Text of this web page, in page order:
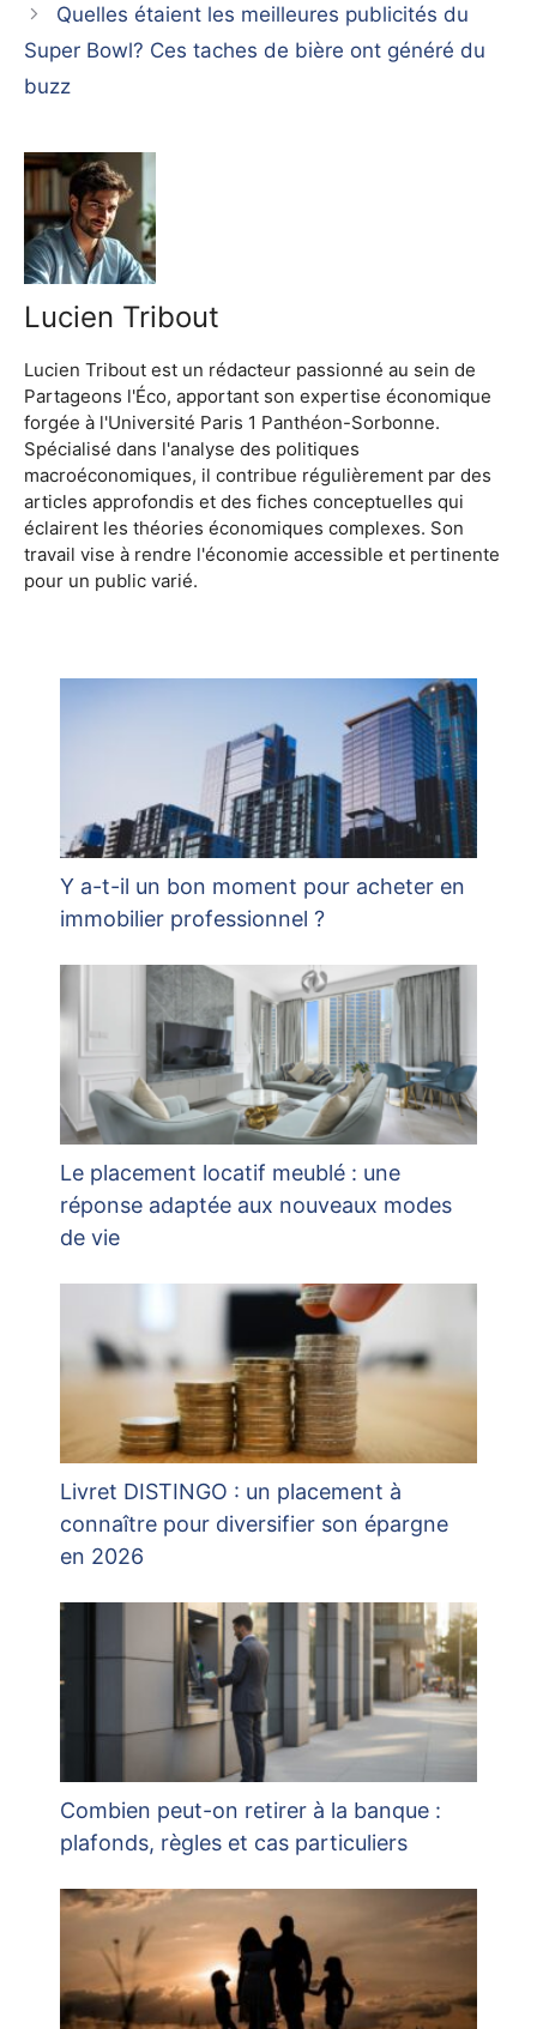
Quelles étaient les meilleures publicités du
Super Bowl? Ces taches de bière ont généré du
buzz
Lucien Tribout
Lucien Tribout est un rédacteur passionné au sein de
Partageons l'Éco, apportant son expertise économique
forgée à l'Université Paris 1 Panthéon-Sorbonne.
Spécialisé dans l'analyse des politiques
macroéconomiques, il contribue régulièrement par des
articles approfondis et des fiches conceptuelles qui
éclairent les théories économiques complexes. Son
travail vise à rendre l'économie accessible et pertinente
pour un public varié.
Y a-t-il un bon moment pour acheter en
immobilier professionnel ?
Le placement locatif meublé : une
réponse adaptée aux nouveaux modes
de vie
Livret DISTINGO : un placement à
connaître pour diversifier son épargne
en 2026
Combien peut-on retirer à la banque :
plafonds, règles et cas particuliers